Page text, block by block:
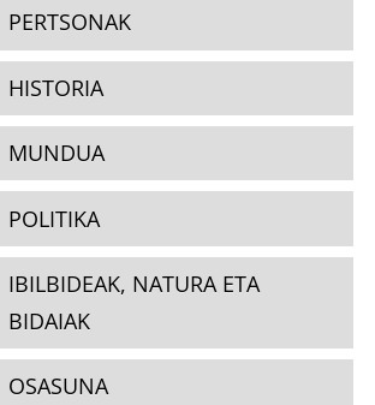
PERTSONAK
HISTORIA
MUNDUA
POLITIKA
IBILBIDEAK, NATURA ETA
BIDAIAK
OSASUNA